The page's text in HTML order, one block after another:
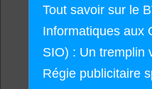
Tout savoir sur le
Informatiques aux
SIO) : Un tremplin
Régie publicitaire